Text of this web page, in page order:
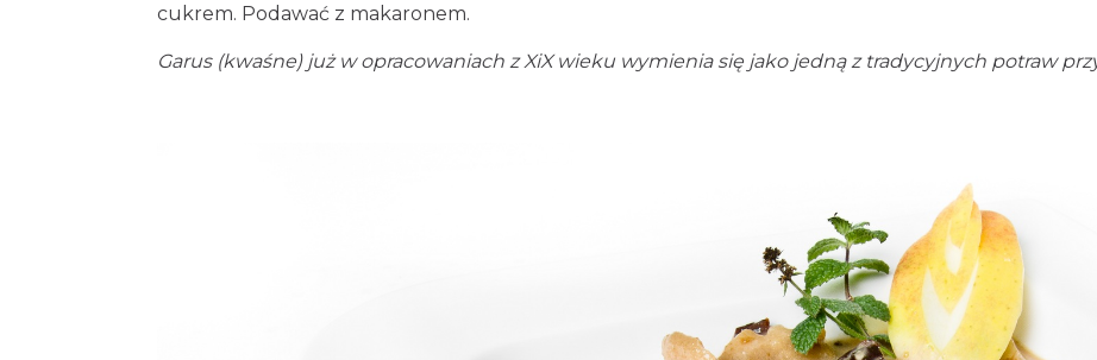
cukrem. Podawać z makaronem.
Garus (kwaśne) już w opracowaniach z XiX wieku wymienia się jako jedną z tradycyjnych potraw